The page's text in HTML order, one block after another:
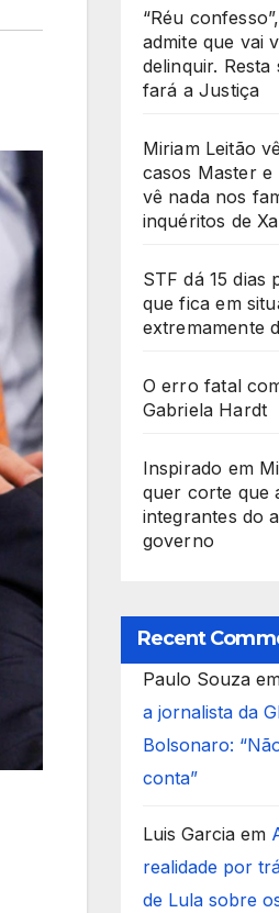
“Réu
admite que vai
delinquir.
fará a Justiça
Miriam Leitão
casos Master
vê nada nos
inquéritos de
STF dá 15 dias
que fica em
extremamente
O erro fatal
Gabriela Hardt
Inspirado em
quer corte que
integrantes do
governo
Recent
Paulo Souza
a jornalista da
Bolsonaro:
conta”
Luis Garciaem
realidade por
de Lula sobre